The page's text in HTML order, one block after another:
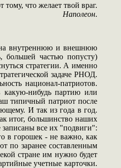
тому, что желает твой враг.
Наполеон.
на внутреннюю и внешнюю
большей частью попусту)
стратегии. А именно
задаче РНОД.
национал-патриотов.
какую-нибудь партию или
типичный патриот после
И так из года в год.
итог, большинство наших
записаны все их "подвиги":
в горошек - не важно, как
по заранее составленным
стране им нужно будет
учетные карточки.